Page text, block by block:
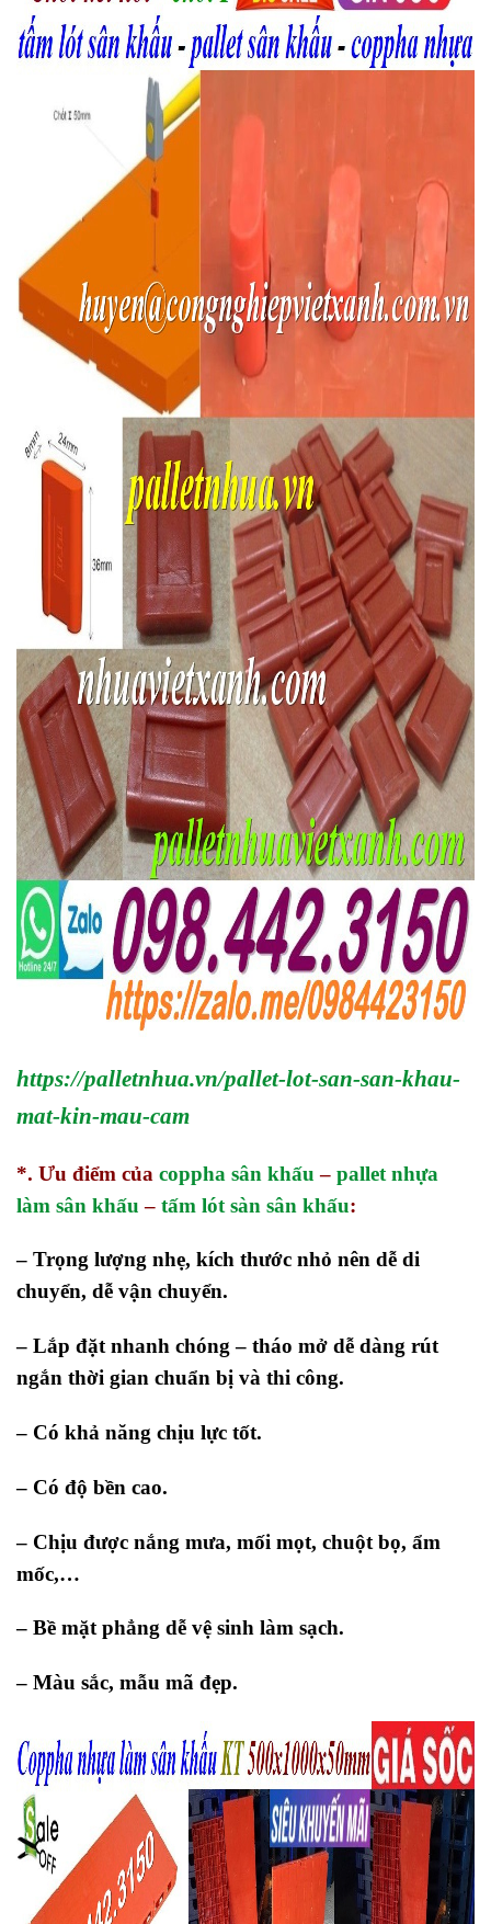
https://palletnhua.vn/pallet-lot-san-san-khau-
mat-kin-mau-cam
*. Ưu điểm của coppha sân khấu – pallet nhựa
làm sân khấu – tấm lót sàn sân khấu:
– Trọng lượng nhẹ, kích thước nhỏ nên dễ di
chuyển, dễ vận chuyển.
– Lắp đặt nhanh chóng – tháo mở dễ dàng rút
ngắn thời gian chuẩn bị và thi công.
– Có khả năng chịu lực tốt.
– Có độ bền cao.
– Chịu được nắng mưa, mối mọt, chuột bọ, ẩm
mốc,…
– Bề mặt phẳng dễ vệ sinh làm sạch.
– Màu sắc, mẫu mã đẹp.